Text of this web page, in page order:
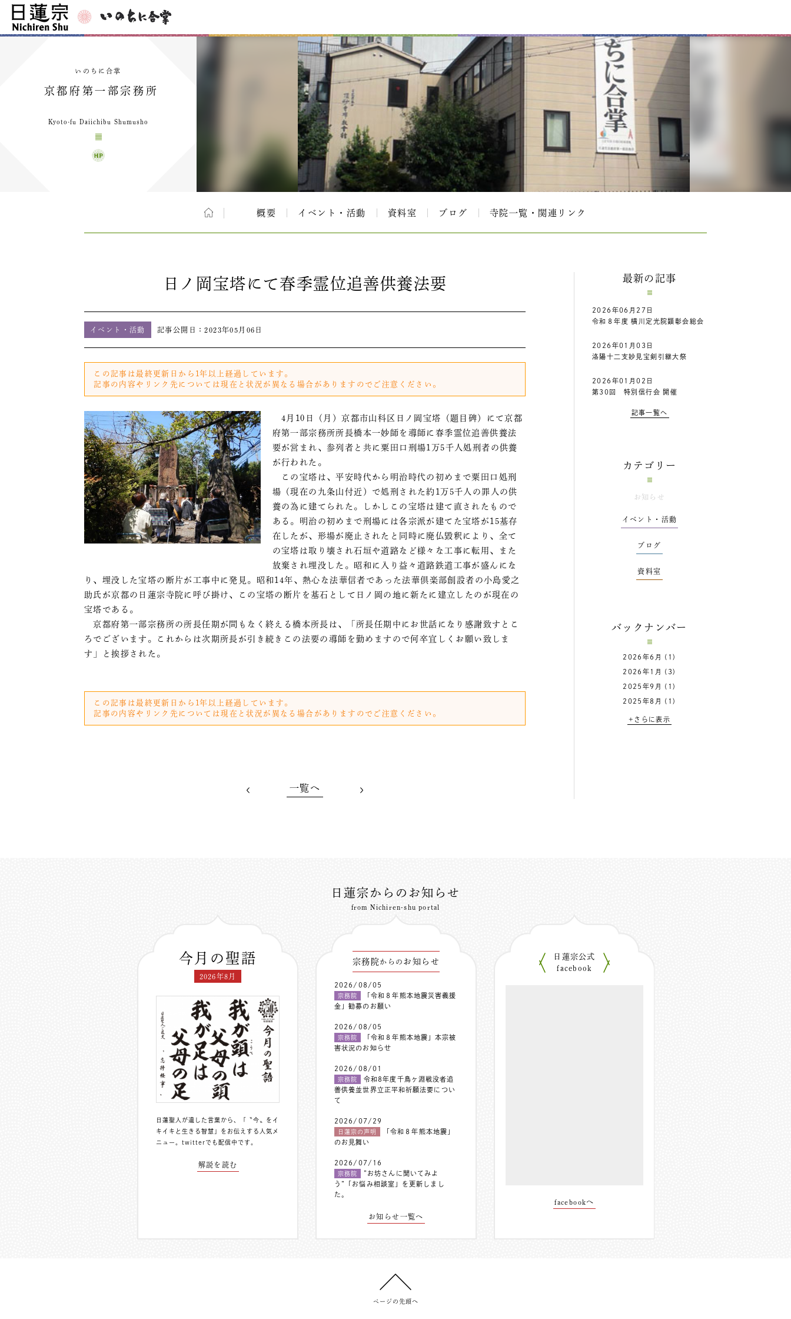
いのちに合掌
京都府第一部宗務所
Kyoto-fu Daiichibu Shumusho
概要 イベント・活動 資料室 ブログ 寺院一覧・関連リンク
日ノ岡宝塔にて春季霊位追善供養法要
イベント・活動 記事公開日：2023年05月06日
この記事は最終更新日から1年以上経過しています。
記事の内容やリンク先については現在と状況が異なる場合がありますのでご注意ください。
4月10日（月）京都市山科区日ノ岡宝塔（題目碑）にて京都
府第一部宗務所所長橋本一妙師を導師に春季霊位追善供養法
要が営まれ、参列者と共に粟田口刑場1万5千人処刑者の供養
が行われた。
この宝塔は、平安時代から明治時代の初めまで粟田口処刑
場（現在の九条山付近）で処刑された約1万5千人の罪人の供
養の為に建てられた。しかしこの宝塔は建て直されたもので
ある。明治の初めまで刑場には各宗派が建てた宝塔が15基存
在したが、形場が廃止されたと同時に廃仏毀釈により、全て
の宝塔は取り壊され石垣や道路など様々な工事に転用、また
放棄され埋没した。昭和に入り益々道路鉄道工事が盛んにな
り、埋没した宝塔の断片が工事中に発見。昭和14年、熱心な法華信者であった法華倶楽部創設者の小島愛之
助氏が京都の日蓮宗寺院に呼び掛け、この宝塔の断片を基石として日ノ岡の地に新たに建立したのが現在の
宝塔である。
京都府第一部宗務所の所長任期が間もなく終える橋本所長は、「所長任期中にお世話になり感謝致すとこ
ろでございます。これからは次期所長が引き続きこの法要の導師を勤めますので何卒宜しくお願い致しま
す」と挨拶された。
この記事は最終更新日から1年以上経過しています。
記事の内容やリンク先については現在と状況が異なる場合がありますのでご注意ください。
一覧へ
最新の記事
2026年06月27日
令和８年度 横川定光院顕彰会総会
2026年01月03日
洛陽十二支妙見宝剣引継大祭
2026年01月02日
第30回 特別信行会 開催
記事一覧へ
カテゴリー
お知らせ
イベント・活動
ブログ
資料室
バックナンバー
2026年6月 (1)
2026年1月 (3)
2025年9月 (1)
2025年8月 (1)
+さらに表示
日蓮宗からのお知らせ
from Nichiren-shu portal
今月の聖語
2026年8月
日蓮聖人が遺した言葉から、「〝今〟をイ
キイキと生きる智慧」をお伝えする人気メ
ニュー。 twitterでも配信中 です。
解説を読む
宗務院からの お知らせ
2026/08/05
宗務院
「令和８年熊本地震災害義援
金」勧募のお願い
2026/08/05
宗務院
「令和８年熊本地震」本宗被
害状況のお知らせ
2026/08/01
宗務院
令和8年度千鳥ヶ淵戦没者追
善供養並世界立正平和祈願法要につい
て
2026/07/29
日蓮宗の声明
「令和８年熊本地震」
のお見舞い
2026/07/16
宗務院
”お坊さんに聞いてみよ
う”「お悩み相談室」を更新しまし
た。
お知らせ一覧へ
日蓮宗公式
facebook
facebookへ
ページの先頭へ